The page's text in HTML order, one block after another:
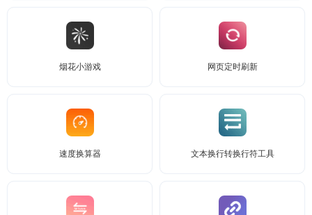
烟花小游戏 网页定时刷新
速度换算器 文本换行转换行符工具